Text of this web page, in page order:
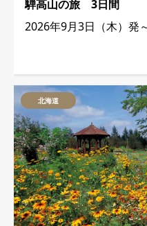
騨高山の旅 3日間
2026年9月3日（木）発
北海道